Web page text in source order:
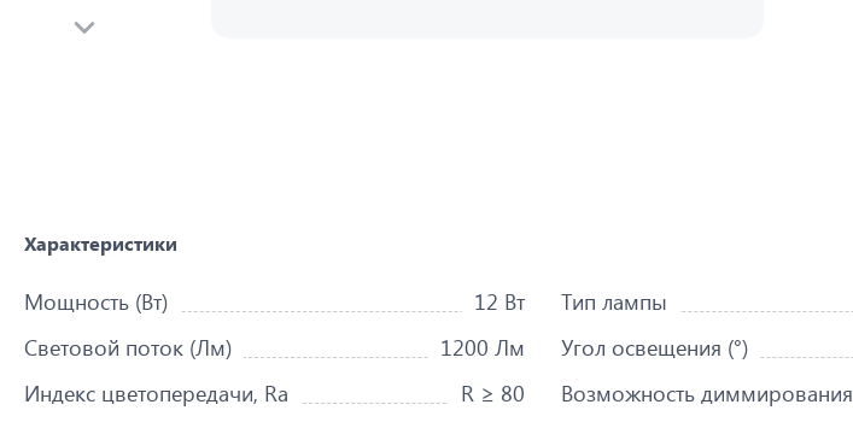
Характеристики
Мощность (Вт) 12 Вт Тип лампы
Световой поток (Лм)
1200 Лм Угол освещения (°)
Индекс цветопередачи, Ra
R ≥ 80 Возможность диммирования